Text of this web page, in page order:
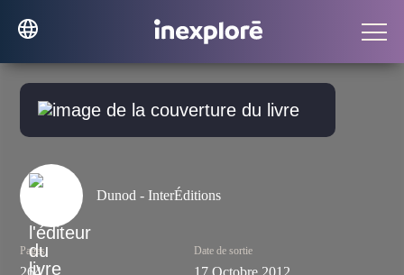
Dunod - InterÉditions
Pages Date de sortie